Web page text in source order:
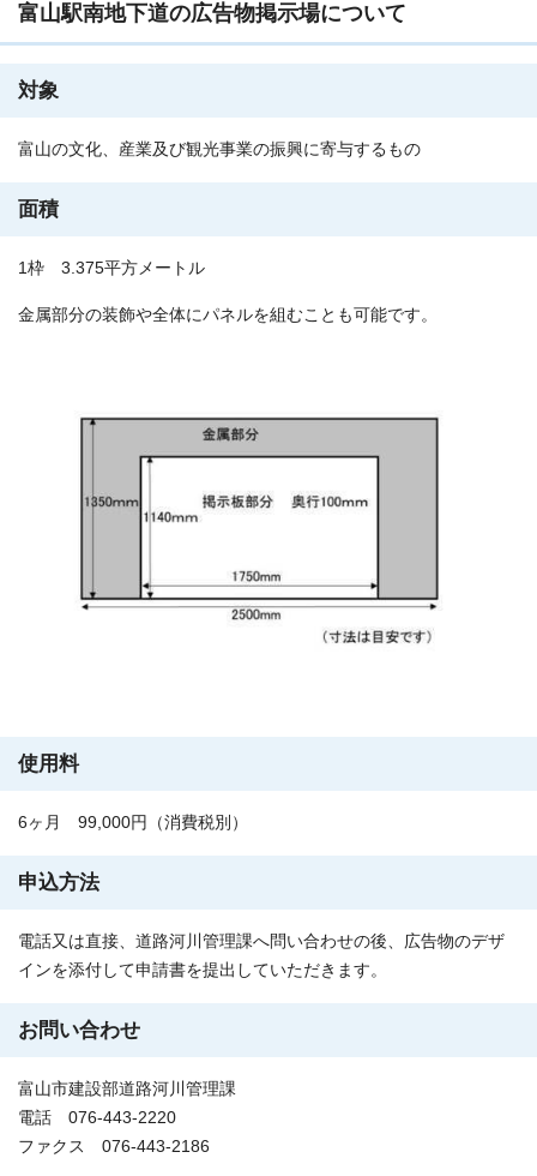
富山駅南地下道の広告物掲示場について
対象
富山の文化、産業及び観光事業の振興に寄与するもの
面積
1枠 3.375平方メートル
金属部分の装飾や全体にパネルを組むことも可能です。
使用料
6ヶ月 99,000円（消費税別）
申込方法
電話又は直接、道路河川管理課へ問い合わせの後、広告物のデザ
インを添付して申請書を提出していただきます。
お問い合わせ
富山市建設部道路河川管理課
電話 076-443-2220
ファクス 076-443-2186